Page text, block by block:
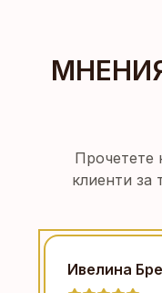
Прочетете
клиенти за
Ивелина